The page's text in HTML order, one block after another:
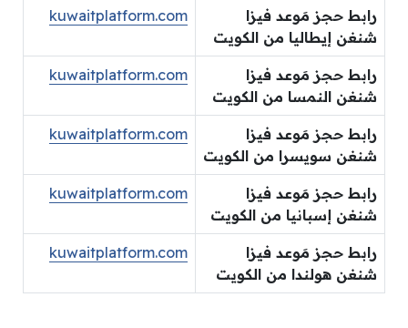
رابط حجز مَوعد فيزا
شنغن إيطاليا من الكويت
kuwaitplatform.com
رابط حجز مَوعد فيزا
شنغن النمسا من الكويت
kuwaitplatform.com
رابط حجز مَوعد فيزا
شنغن سويسرا من الكويت
kuwaitplatform.com
رابط حجز مَوعد فيزا
شنغن إسبانيا من الكويت
kuwaitplatform.com
رابط حجز مَوعد فيزا
شنغن هولندا من الكويت
kuwaitplatform.com